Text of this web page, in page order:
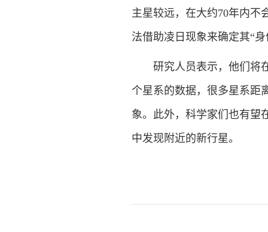
主星较远，在大约70年内不
法借助凌日现象来确定其“身
研究人员表示，他们将在
个星系的数据，很多星系距
象。此外，科学家们也有望
中发现附近的新行星。